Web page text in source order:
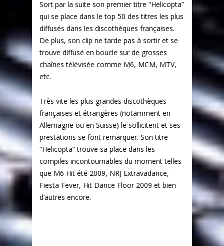
Sort par la suite son premier titre “Helicopta”
qui se place dans le top 50 des titres les plus
diffusés dans les discothèques françaises.
De plus, son clip ne tarde pas à sortir et se
trouve diffusé en boucle sur de grosses
chaînes télévisée comme M6, MCM, MTV,
etc.
Très vite les plus grandes discothèques
françaises et étrangères (notamment en
Allemagne ou en Suisse) le sollicitent et ses
prestations se font remarquer. Son titre
“Helicopta” trouve sa place dans les
compiles incontournables du moment telles
que M6 Hit été 2009, NRJ Extravadance,
Fiesta Fever, Hit Dance Floor 2009 et bien
d’autres encore.